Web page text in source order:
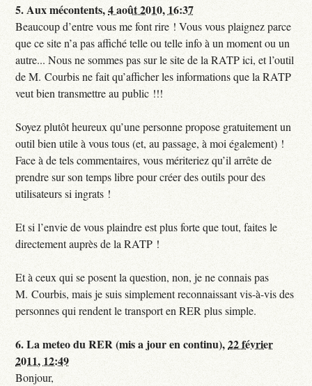
5.Aux mécontents,4 août 2010, 16:37
Beaucoup d’entre vous me font rire ! Vous vous plaignez parce
que ce site n’a pas affiché telle ou telle info à un moment ou un
autre... Nous ne sommes pas sur le site de la RATP ici, et l’outil
de M. Courbis ne fait qu’afficher les informations que la RATP
veut bien transmettre au public !!!
Soyez plutôt heureux qu’une personne propose gratuitement un
outil bien utile à vous tous (et, au passage, à moi également) !
Face à de tels commentaires, vous mériteriez qu’il arrête de
prendre sur son temps libre pour créer des outils pour des
utilisateurs si ingrats !
Et si l’envie de vous plaindre est plus forte que tout, faites le
directement auprès de la RATP !
Et à ceux qui se posent la question, non, je ne connais pas
M. Courbis, mais je suis simplement reconnaissant vis-à-vis des
personnes qui rendent le transport en RER plus simple.
6.La meteo du RER (mis a jour en continu),22 février
2011, 12:49
Bonjour,